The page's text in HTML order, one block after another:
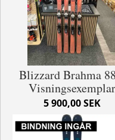
Blizzard Brahma
Visningsexemplar
5 900,00 SEK